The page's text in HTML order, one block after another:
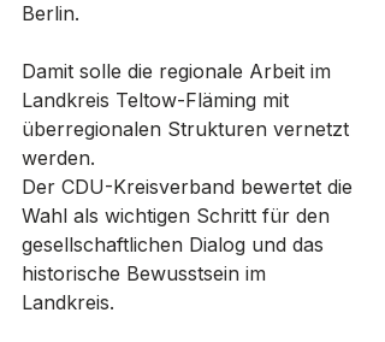
Berlin.
Damit solle die regionale Arbeit im
Landkreis Teltow-Fläming mit
überregionalen Strukturen vernetzt
werden.
Der CDU-Kreisverband bewertet die
Wahl als wichtigen Schritt für den
gesellschaftlichen Dialog und das
historische Bewusstsein im
Landkreis.